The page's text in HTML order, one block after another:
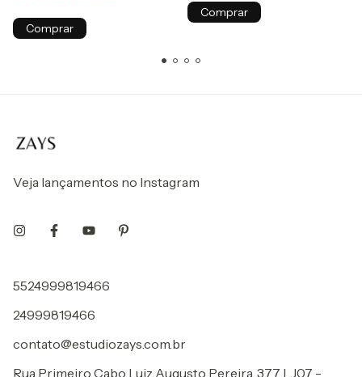
Comprar
Comprar
Veja lançamentos no Instagram
5524999819466
24999819466
contato@estudiozays.com.br
Rua Primeiro Cabo Luiz Augusto Pereira, 377 LJ07 -